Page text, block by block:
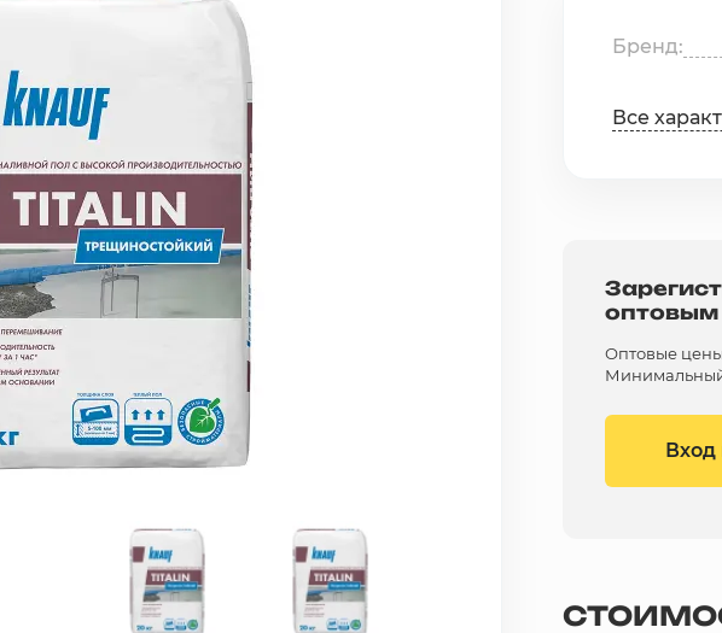
Бренд
Все
Оптовые цены
Минимальный
Вход